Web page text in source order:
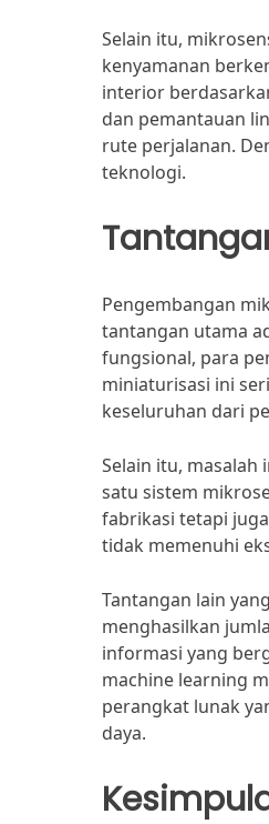
Selain itu,
kenyamanan
interior
dan pemantauan
rute perjalanan.
teknologi.
Pengembangan
tantangan utama
fungsional, para
miniaturisasi ini
keseluruhan dari
Selain itu,
satu sistem
fabrikasi tetapi
tidak memenuhi
Tantangan lain
menghasilkan
informasi yang
machine learning
perangkat lunak
daya.